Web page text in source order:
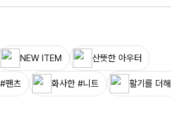
NEW ITEM 산뜻한 아우터
팬츠 화사한 #니트 활기를 더